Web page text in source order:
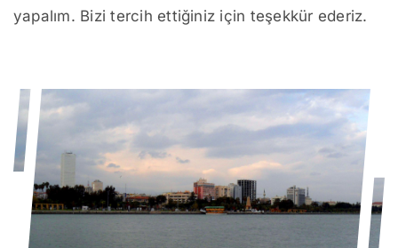
yapalım. Bizi tercih ettiğiniz için teşekkür ederiz.